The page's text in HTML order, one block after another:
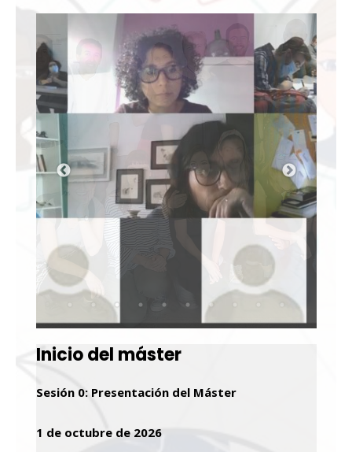
Inicio del máster
Sesión 0: Presentación del Máster
1 de octubre de 2026